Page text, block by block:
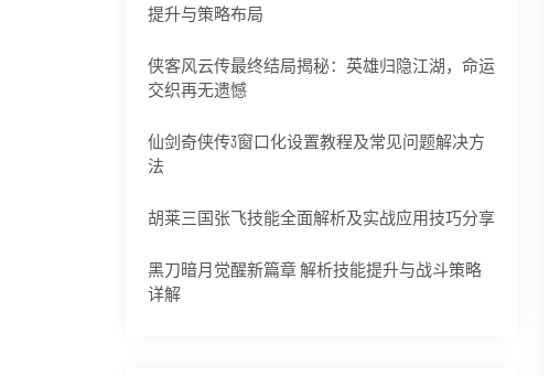
提升与策略布局
侠客风云传最终结局揭秘：英雄归隐江湖，命运
交织再无遗憾
仙剑奇侠传3窗口化设置教程及常见问题解决方
法
胡莱三国张飞技能全面解析及实战应用技巧分享
黑刀暗月觉醒新篇章 解析技能提升与战斗策略
详解